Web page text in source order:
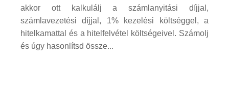
akkor ott kalkulálj a számlanyitási díjjal,
számlavezetési díjjal, 1% kezelési költséggel, a
hitelkamattal és a hitelfelvétel költségeivel. Számolj
és úgy hasonlítsd össze...